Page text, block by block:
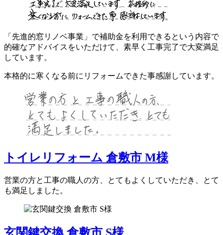
「先進的窓リノベ事業」で補助金を利用できるという内容で
的確なアドバイスをいただけて、素早く工事完了で大変満足
しています。
本格的に寒くなる前にリフォームできた事感謝しています。
トイレリフォーム 倉敷市 M様
営業の方と工事の職人の方、とてもよくしていただき、とて
も満足しました。
玄関鍵交換 倉敷市 S様